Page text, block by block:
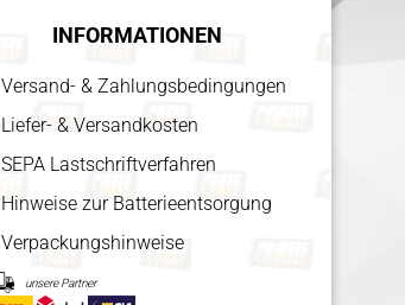
INFORMATIONEN
Versand- & Zahlungsbedingungen
Liefer- & Versandkosten
SEPA Lastschriftverfahren
Hinweise zur Batterieentsorgung
Verpackungshinweise
unsere Partner